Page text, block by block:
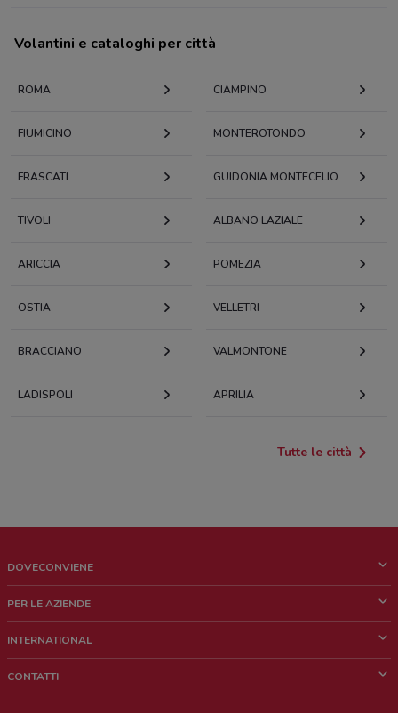
Volantini e cataloghi per città
ROMA CIAMPINO
FIUMICINO MONTEROTONDO
FRASCATI GUIDONIA MONTECELIO
TIVOLI ALBANO LAZIALE
ARICCIA POMEZIA
OSTIA VELLETRI
BRACCIANO VALMONTONE
LADISPOLI APRILIA
Tutte le città
DOVECONVIENE
Chi siamo
Lavora con noi
PER LE AZIENDE
Richieste commerciali e marketing
INTERNATIONAL
CONTATTI